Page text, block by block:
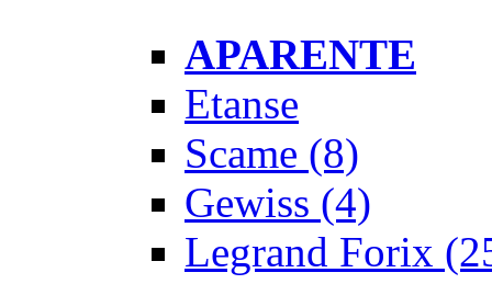
APARENTE
Etanse
Scame (8)
Gewiss (4)
Legrand Forix